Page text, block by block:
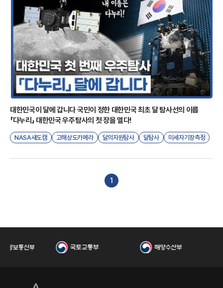
우
주
대한민국이 달에 갑니다 국민이 정한 대한민국 최초 달 탐사선의 이름
「다누리」 대한민국 우주탐사의 첫 장을 열다!
NASA섀도캠 고해상도카메라 달의자원탐사 달탐사
미세자기장측정
1